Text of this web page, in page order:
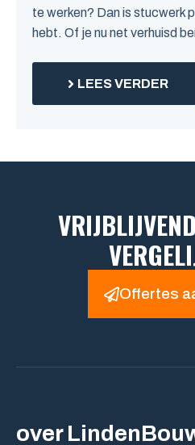
te werken? Dan is stucwerk
hebt. Of je nu net verhuisd
LEES VERDER
Offertes
over